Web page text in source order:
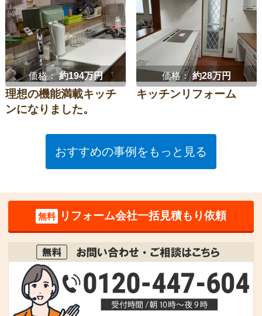
価格：約194万円
理想の機能満載キッチ
ンになりました。
価格：約28万円
キッチンリフォーム
おすすめの事例をもっと見る
無料 リフォーム会社一括見積もり依頼